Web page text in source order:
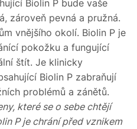
Biolin P bude vaše
zároveň pevná a pružná.
vnějšího okolí. Biolin P je
pokožku a fungující
štít. Je klinicky
Biolin P zabraňují
problémů a zánětů.
které se o sebe chtějí
P je chrání před vznikem